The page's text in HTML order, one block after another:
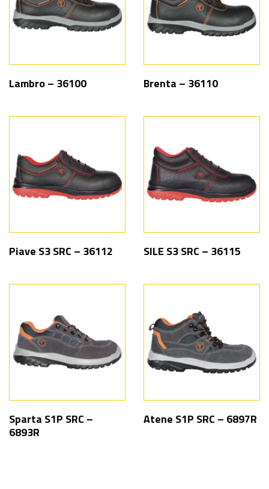
Lambro – 36100 Brenta – 36110
Piave S3 SRC – 36112 SILE S3 SRC – 36115
Sparta S1P SRC –
6893R
Atene S1P SRC – 6897R